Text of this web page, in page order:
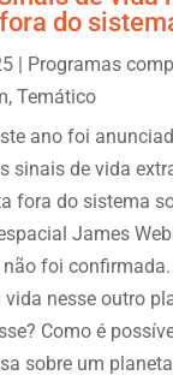
do
| Programas
, Temático
ano foi
sinais de vida
fora do sistema
James
foi
nesse outro
Como é
sobre um